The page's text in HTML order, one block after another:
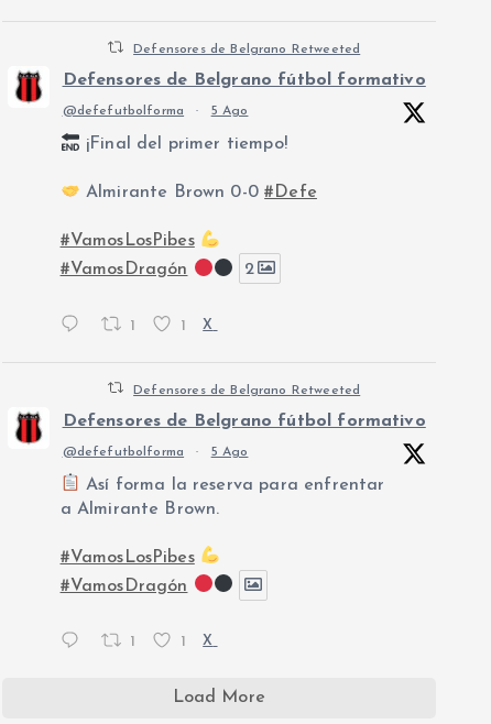
Defensores de Belgrano Retweeted
Defensores de Belgrano fútbol formativo
@defefutbolforma · 5 Ago
¡Final del primer tiempo!
Almirante Brown 0-0#Defe
#VamosLosPibes
#VamosDragón
2
1 1 X
Defensores de Belgrano Retweeted
Defensores de Belgrano fútbol formativo
@defefutbolforma · 5 Ago
Así forma la reserva para enfrentar
a Almirante Brown.
#VamosLosPibes
#VamosDragón
1 1 X
Load More